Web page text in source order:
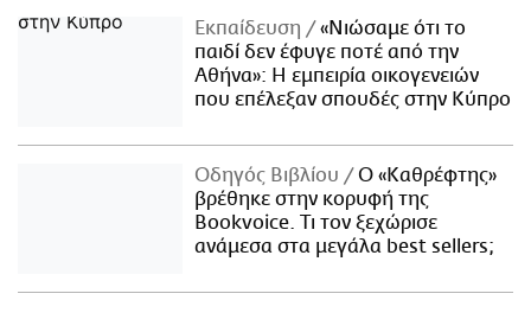
Εκπαίδευση
«Νιώσαμε ότι το
παιδί δεν έφυγε ποτέ από την
Αθήνα»: Η εμπειρία οικογενειών
που επέλεξαν σπουδές στην Κύπρο
Οδηγός Βιβλίου
Ο «Καθρέφτης»
βρέθηκε στην κορυφή της
Bookvoice. Τι τον ξεχώρισε
ανάμεσα στα μεγάλα best sellers;